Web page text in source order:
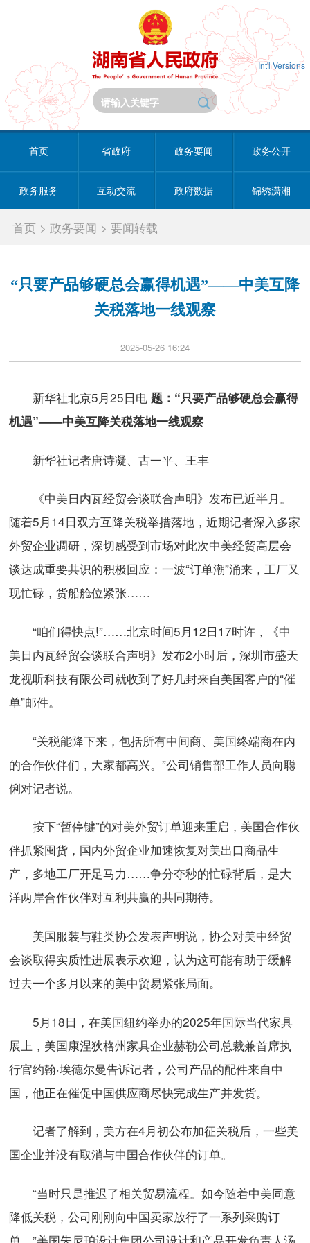
Int'l Versions
首页 省政府 政务要闻 政务公开
政务服务 互动交流 政府数据 锦绣潇湘
首页 >政务要闻 >要闻转载
“只要产品够硬总会赢得机遇”——中美互降
关税落地一线观察
2025-05-26 16:24
新华社北京5月25日电 题：“只要产品够硬总会赢得
机遇”——中美互降关税落地一线观察
新华社记者唐诗凝、古一平、王丰
《中美日内瓦经贸会谈联合声明》发布已近半月。
随着5月14日双方互降关税举措落地，近期记者深入多家
外贸企业调研，深切感受到市场对此次中美经贸高层会
谈达成重要共识的积极回应：一波“订单潮”涌来，工厂又
现忙碌，货船舱位紧张……
“咱们得快点!”……北京时间5月12日17时许，《中
美日内瓦经贸会谈联合声明》发布2小时后，深圳市盛天
龙视听科技有限公司就收到了好几封来自美国客户的“催
单”邮件。
“关税能降下来，包括所有中间商、美国终端商在内
的合作伙伴们，大家都高兴。”公司销售部工作人员向聪
俐对记者说。
按下“暂停键”的对美外贸订单迎来重启，美国合作伙
伴抓紧囤货，国内外贸企业加速恢复对美出口商品生
产，多地工厂开足马力……争分夺秒的忙碌背后，是大
洋两岸合作伙伴对互利共赢的共同期待。
美国服装与鞋类协会发表声明说，协会对美中经贸
会谈取得实质性进展表示欢迎，认为这可能有助于缓解
过去一个多月以来的美中贸易紧张局面。
5月18日，在美国纽约举办的2025年国际当代家具
展上，美国康涅狄格州家具企业赫勒公司总裁兼首席执
行官约翰·埃德尔曼告诉记者，公司产品的配件来自中
国，他正在催促中国供应商尽快完成生产并发货。
记者了解到，美方在4月初公布加征关税后，一些美
国企业并没有取消与中国合作伙伴的订单。
“当时只是推迟了相关贸易流程。如今随着中美同意
降低关税，公司刚刚向中国卖家放行了一系列采购订